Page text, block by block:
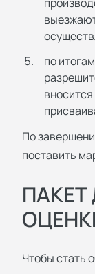
по
По
поставить
Чтобы стать